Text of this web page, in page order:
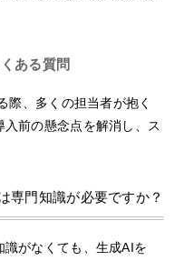
ある質問
際、多くの担当者が抱く
前の懸念点を解消し、ス
専門知識が必要ですか？
がなくても、生成AIを